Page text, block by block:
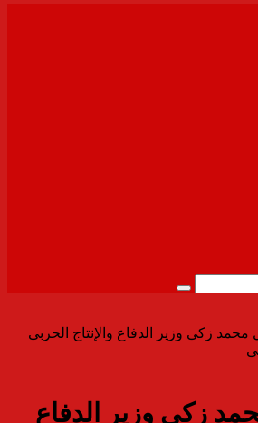
بحث
محمد زكى وزير الدفاع والإنتاج الحربى
زكى وزير الدفاع